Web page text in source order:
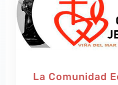
La Comunidad